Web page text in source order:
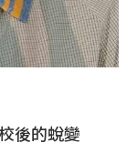
後的蛻變